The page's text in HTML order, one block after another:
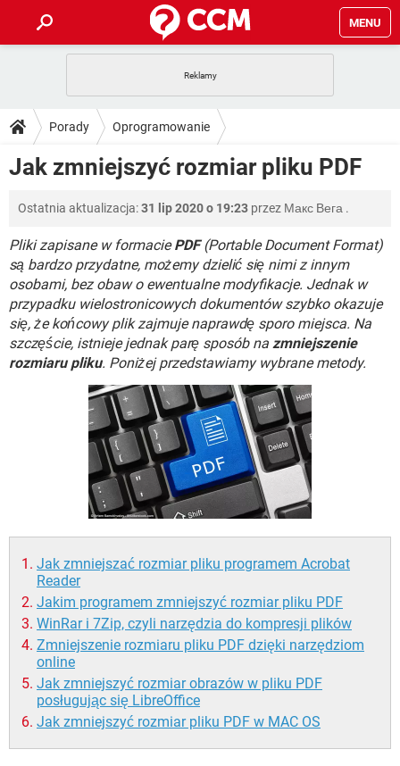
MENU
GRY WHATSAPP
SPOTIFY NETFLIX
PORADY
PlayStation TIKTOK
GRY WHATSAPP
SPOTIFY NETFLIX
INSTAGRAM FACEBOOK
WINDOWS 10
DO POBRANIA
IOS NETFLIX
INSTAGRAM FACEBOOK
WINDOWS 10
FORUM
COVID-19 TIKTOK
GRY WHATSAPP
SPOTIFY NETFLIX
INSTAGRAM FACEBOOK
WINDOWS 10
ARTYKUŁY
COVID-19 TIKTOK
GRY
SPOTIFY NETFLIX
INSTAGRAM FACEBOOK
Porady Oprogramowanie
Oprogramowanie biurowe PDF
Jak zmniejszyć rozmiar pliku PDF
Ostatnia aktualizacja:31 lip 2020 o 19:23 przez Макс Вега .
Pliki zapisane w formaciePDF(Portable Document Format)
są bardzo przydatne, możemy dzielić się nimi z innym
osobami, bez obaw o ewentualne modyfikacje. Jednak w
przypadku wielostronicowych dokumentów szybko okazuje
się, że końcowy plik zajmuje naprawdę sporo miejsca. Na
szczęście, istnieje jednak parę sposób na zmniejszenie
rozmiaru pliku. Poniżej przedstawiamy wybrane metody.
Jak zmniejszać rozmiar pliku programem Acrobat
Reader
Jakim programem zmniejszyć rozmiar pliku PDF
WinRar i 7Zip, czyli narzędzia do kompresji plików
Zmniejszenie rozmiaru pliku PDF dzięki narzędziom
online
Jak zmniejszyć rozmiar obrazów w pliku PDF
posługując się LibreOffice
Jak zmniejszyć rozmiar pliku PDF w MAC OS